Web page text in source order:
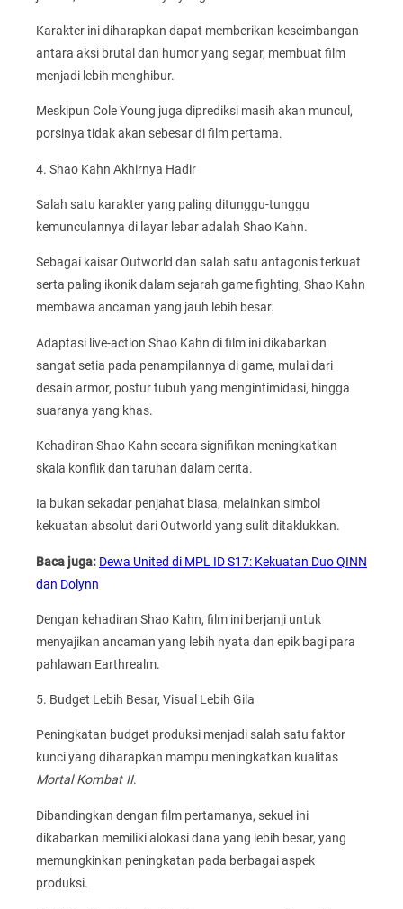
Karakter ini diharapkan dapat memberikan keseimbangan
antara aksi brutal dan humor yang segar, membuat film
menjadi lebih menghibur.
Meskipun Cole Young juga diprediksi masih akan muncul,
porsinya tidak akan sebesar di film pertama.
4. Shao Kahn Akhirnya Hadir
Salah satu karakter yang paling ditunggu-tunggu
kemunculannya di layar lebar adalah Shao Kahn.
Sebagai kaisar Outworld dan salah satu antagonis terkuat
serta paling ikonik dalam sejarah game fighting, Shao Kahn
membawa ancaman yang jauh lebih besar.
Adaptasi live-action Shao Kahn di film ini dikabarkan
sangat setia pada penampilannya di game, mulai dari
desain armor, postur tubuh yang mengintimidasi, hingga
suaranya yang khas.
Kehadiran Shao Kahn secara signifikan meningkatkan
skala konflik dan taruhan dalam cerita.
Ia bukan sekadar penjahat biasa, melainkan simbol
kekuatan absolut dari Outworld yang sulit ditaklukkan.
Baca juga: Dewa United di MPL ID S17: Kekuatan Duo QINN
dan Dolynn
Dengan kehadiran Shao Kahn, film ini berjanji untuk
menyajikan ancaman yang lebih nyata dan epik bagi para
pahlawan Earthrealm.
5. Budget Lebih Besar, Visual Lebih Gila
Peningkatan budget produksi menjadi salah satu faktor
kunci yang diharapkan mampu meningkatkan kualitas
Mortal Kombat II.
Dibandingkan dengan film pertamanya, sekuel ini
dikabarkan memiliki alokasi dana yang lebih besar, yang
memungkinkan peningkatan pada berbagai aspek
produksi.